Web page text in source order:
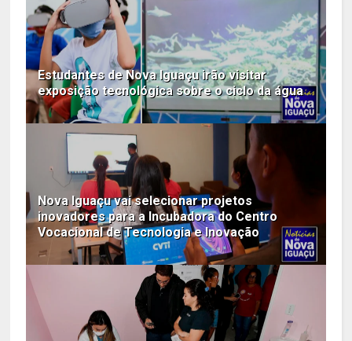
Estudantes de Nova Iguaçu irão visitar
exposição tecnológica sobre o ciclo da água
Nova Iguaçu vai selecionar projetos
inovadores para a Incubadora do Centro
Vocacional de Tecnologia e Inovação